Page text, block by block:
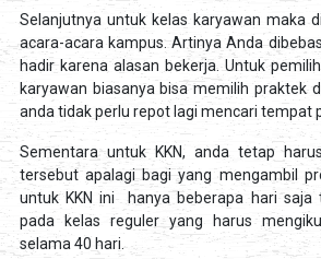
Selanjutnya untuk kelas karyawan maka
acara-acara kampus. Artinya Anda
hadir karena alasan bekerja. Untuk
karyawan biasanya bisa memilih praktek
anda tidak perlu repot lagi mencari tempat
Sementara untuk KKN, anda tetap
tersebut apalagi bagi yang mengambil
untuk KKN ini hanya beberapa hari saja
pada kelas reguler yang harus
selama 40 hari.